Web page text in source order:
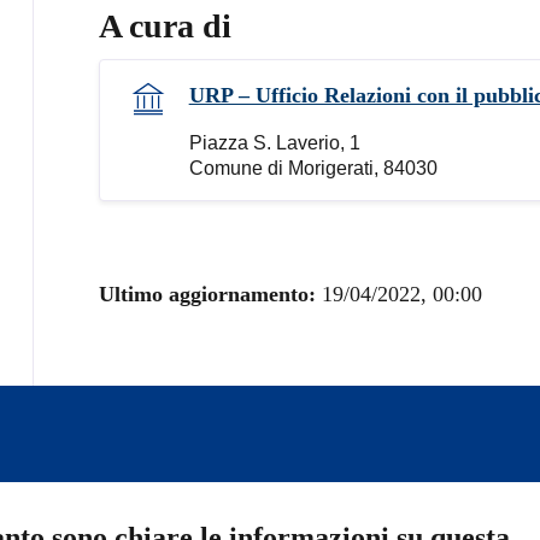
A cura di
URP – Ufficio Relazioni con il
Piazza S. Laverio, 1
Comune di Morigerati, 84030
Ultimo aggiornamento: 19/04/2022, 00:00